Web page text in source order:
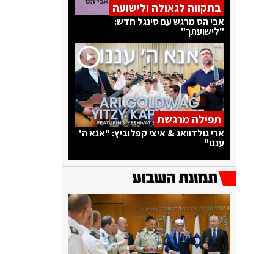
בתקווה לגאולה ולישועה
אבי הס מרגש עם סינגל חדש:
"לישועתך"
תפילה מרגשת
ארי גולדוואג & איצי קפלוביץ: "אנא ה'
עננו"